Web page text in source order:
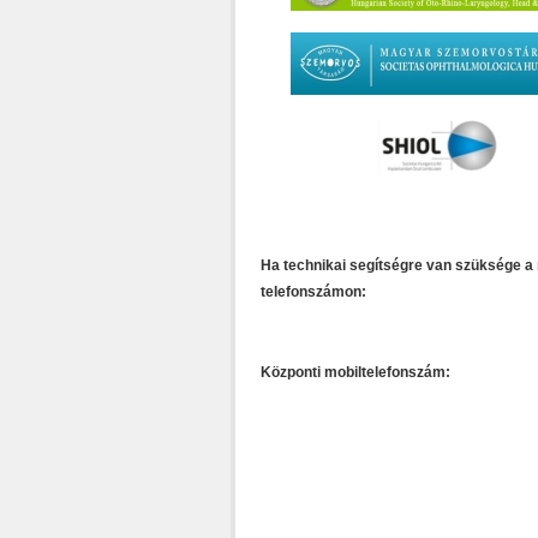
Ha technikai segítségre van szüksége
telefonszámon:
Központi mobiltelefonszám: